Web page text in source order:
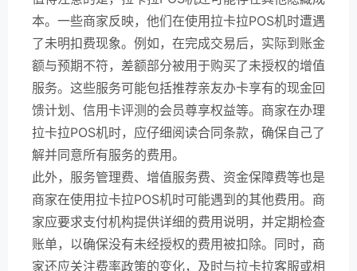
本。一些商家反映，他们在使用拉卡拉POS机时遭遇
了未明扣费现象。例如，在完成交易后，实际到账金
额与预期不符，差额部分被用于购买了未授权的增值
服务。这些服务可能包括推荐亲友办卡享有的现金回
馈计划、信用卡评测的会员尊享权益等。商家在办理
拉卡拉POS机时，应仔细阅读合同条款，确保自己了
解并同意所有服务的费用。
此外，服务管理费、增值服务费、资金保障费等也是
商家在使用拉卡拉POS机时可能遇到的其他费用。商
家应要求支付机构提供详细的费用说明，并定期检查
账单，以确保没有未经授权的费用被扣除。同时，商
家还应关注费率政策的变化，及时与拉卡拉客服或相